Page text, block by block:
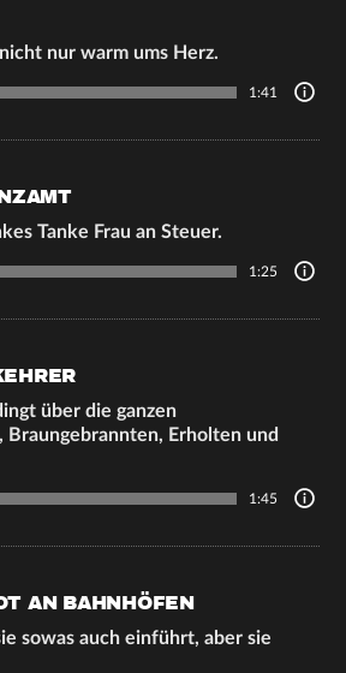
nur warm ums Herz.
1:41
Tanke Frau an Steuer.
1:25
über die ganzen
Erholten und
1:45
AN BAHNHÖFEN
sowas auch einführt, aber sie